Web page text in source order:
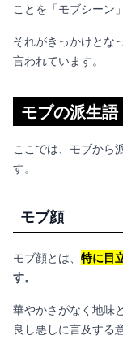
ことを「モブシーン
それがきっかけとな
言われています。
モブの派生語
ここでは、モブから
す。
モブ顔
モブ顔とは、 特に目
す。
華やかさがなく地味
良し悪しに言及する